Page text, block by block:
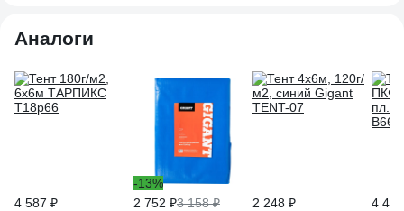
Аналоги
4 587 ₽
-13%
2 752 ₽3 158 ₽
2 248 ₽
4